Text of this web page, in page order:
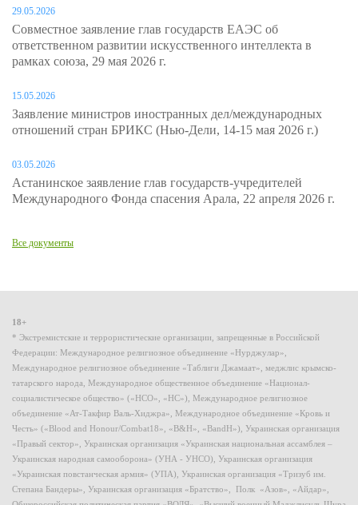
29.05.2026
Совместное заявление глав государств ЕАЭС об
ответственном развитии искусственного интеллекта в
рамках союза, 29 мая 2026 г.
15.05.2026
Заявление министров иностранных дел/международных
отношений стран БРИКС (Нью-Дели, 14-15 мая 2026 г.)
03.05.2026
Астанинское заявление глав государств-учредителей
Международного Фонда спасения Арала, 22 апреля 2026 г.
Все документы
18+
* Экстремистские и террористические организации, запрещенные в Российской
Федерации: Международное религиозное объединение «Нурджулар»,
Международное религиозное объединение «Таблиги Джамаат», меджлис крымско-
татарского народа, Международное общественное объединение «Национал-
социалистическое общество» («НСО», «НС»), Международное религиозное
объединение «Ат-Такфир Валь-Хиджра», Международное объединение «Кровь и
Честь» («Blood and Honour/Combat18», «B&H», «BandH»), Украинская организация
«Правый сектор», Украинская организация «Украинская национальная ассамблея –
Украинская народная самооборона» (УНА - УНСО), Украинская организация
«Украинская повстанческая армия» (УПА), Украинская организация «Тризуб им.
Степана Бандеры», Украинская организация «Братство», Полк «Азов», «Айдар»,